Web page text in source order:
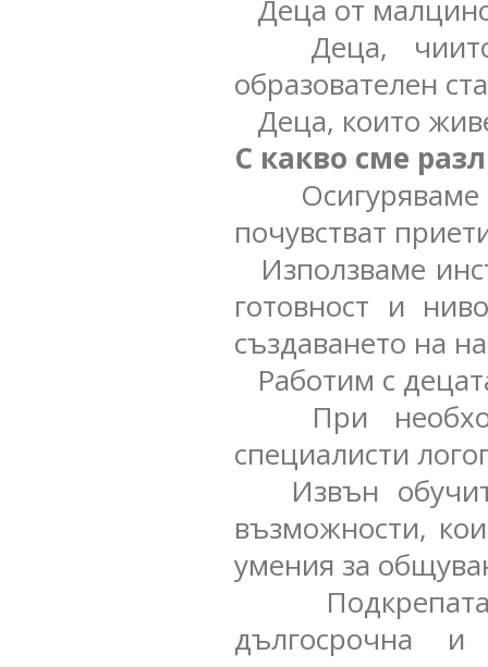
Деца от
Деца, чиито
образователен
Деца, които
С какво сме
Осигуряваме
почувстват
Използваме
готовност и
създаването на
Работим с
При
специалисти
Извън
възможности,
умения за
Подкрепата,
дългосрочна